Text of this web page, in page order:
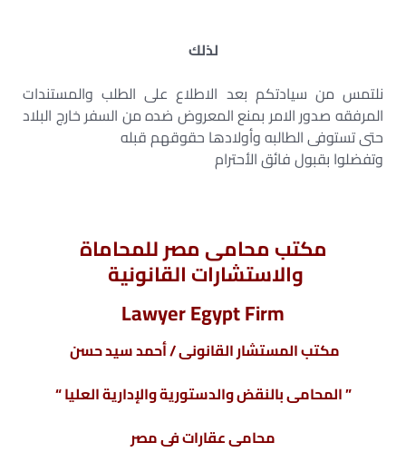
لذلك
نلتمس من سيادتكم بعد الاطلاع على الطلب والمستندات
المرفقه صدور الامر بمنع المعروض ضده من السفر خارج البلاد
حتى تستوفى الطالبه وأولادها حقوقهم قبله
وتفضلوا بقبول فائق الأحترام
مكتب محامى مصر للمحاماة
والاستشارات القانونية
Lawyer Egypt Firm
مكتب المستشار القانونى / أحمد سيد حسن
” المحامى بالنقض والدستورية والإدارية العليا “
محامى عقارات فى مصر